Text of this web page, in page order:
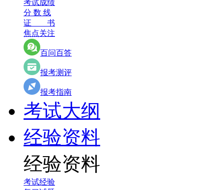
考试成绩
分 数 线
证 书
焦点关注
百问百答
报考测评
报考指南
考试大纲
经验资料
经验资料
考试经验